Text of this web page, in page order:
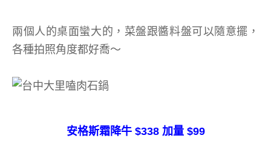
兩個人的桌面蠻大的，菜盤跟醬料盤可以隨意擺，
各種拍照角度都好喬～
安格斯霜降牛 $338 加量 $99